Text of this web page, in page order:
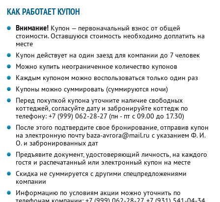
КАК РАБОТАЕТ КУПОН
Внимание! Купон — первоначальный взнос от общей
стоимости. Оставшуюся стоимость необходимо доплатить на
месте
Купон действует на один заезд для компании до 7 человек
Можно купить неограниченное количество купонов
Каждым купоном можно воспользоваться только один раз
Купоны можно суммировать (суммируются ночи)
Перед покупкой купона уточните наличие свободных
коттеджей, согласуйте дату и забронируйте коттедж по
телефону: +7 (999) 062-28-27 (пн - пт с 09.00 до 17.30)
После этого подтвердите свое бронирование, отправив купон
на электронную почту baza-avrora@mail.ru с указанием Ф. И.
О. и забронированных дат
Предъявите документ, удостоверяющий личность, на каждого
гостя и распечатанный или электронный купон на месте
Скидка не суммируется с другими спецпредложениями
компании
Информацию по условиям акции можно уточнить по